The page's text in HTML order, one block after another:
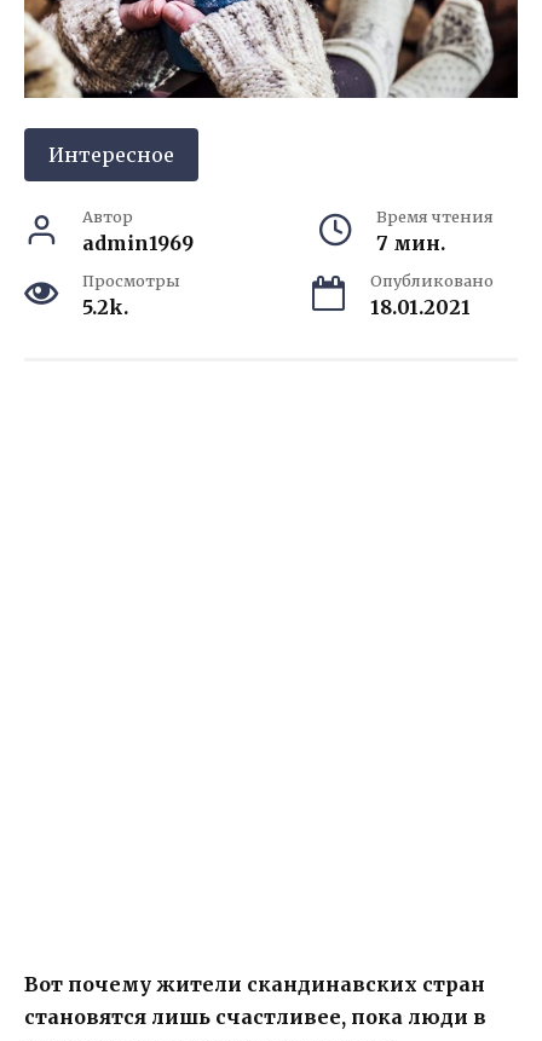
Интересное
Автор
admin1969
Время чтения
7 мин.
Просмотры
5.2k.
Опубликовано
18.01.2021
Вот почему жители скандинавских стран
становятся лишь счастливее, пока люди в